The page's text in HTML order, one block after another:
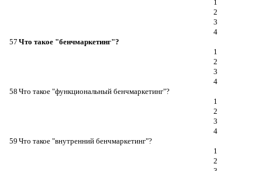
1
2
3
4
57 Что такое "бенчмаркетинг"?
1
2
3
4
58 Что такое "функциональный бенчмаркетинг"?
1
2
3
4
59 Что такое "внутренний бенчмаркетинг"?
1
2